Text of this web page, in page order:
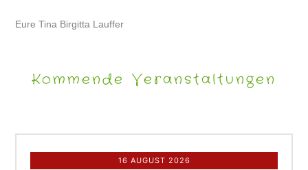
Eure Tina Birgitta Lauffer
Kommende Veranstaltungen
16 AUGUST 2026